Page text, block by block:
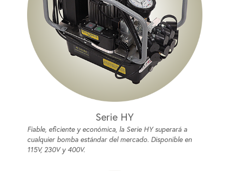
Serie HY
Fiable, eficiente y económica, la Serie HY superará a
cualquier bomba estándar del mercado. Disponible en
115V, 230V y 400V.